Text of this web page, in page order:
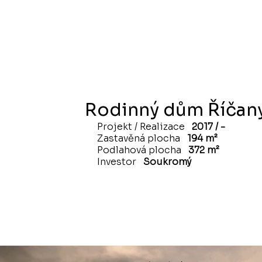
Rodinný dům
Projekt / Realizace2017 / -
Zastavěná plocha 194 m²
Podlahová plocha372 m²
InvestorSoukromý